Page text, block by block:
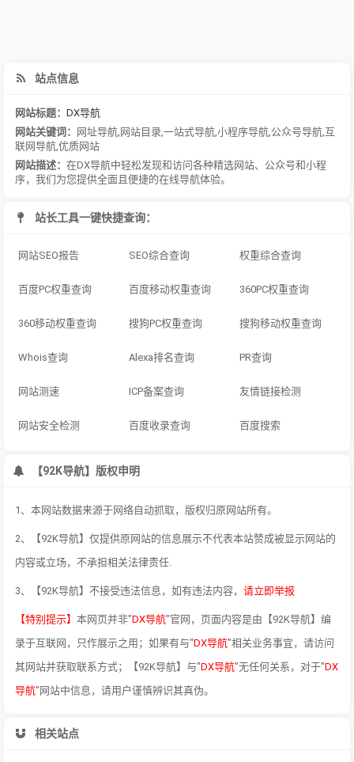
站点信息
网站标题： DX导航
网站关键词：
网址导航 网站目录 一站式导航 小程序导航 公众号导航 互
联网导航 优质网站
网站描述： 在DX导航中轻松发现和访问各种精选网站、公众号和小程
序，我们为您提供全面且便捷的在线导航体验。
站长工具一键快捷查询：
网站SEO报告 SEO综合查询 权重综合查询
百度PC权重查询 百度移动权重查询 360PC权重查询
360移动权重查询 搜狗PC权重查询 搜狗移动权重查询
Whois查询 Alexa排名查询 PR查询
网站测速 ICP备案查询 友情链接检测
网站安全检测 百度收录查询 百度搜索
【92K导航】版权申明
1、本网站数据来源于网络自动抓取，版权归原网站所有。
2、【92K导航】仅提供原网站的信息展示不代表本站赞成被显示网站的
内容或立场，不承担相关法律责任.
3、【92K导航】不接受违法信息，如有违法内容， 请立即举报
【特别提示】 本网页并非"DX导航"官网，页面内容是由【92K导航】编
录于互联网，只作展示之用；如果有与"DX导航"相关业务事宜，请访问
其网站并获取联系方式；【92K导航】与"DX导航"无任何关系，对于"DX
导航"网站中信息，请用户谨慎辨识其真伪。
相关站点